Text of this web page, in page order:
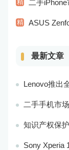
精 二手
精 ASUS
最新文章
Lenovo推出全
二手手机市场发展
知识产权保护和知识
Sony Xperia